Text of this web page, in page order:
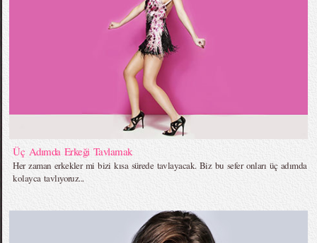
Üç Adımda Erkeği Tavlamak
Her zaman erkekler mi bizi kısa sürede tavlayacak. Biz bu sefer onları üç adımda
kolayca tavlıyoruz...